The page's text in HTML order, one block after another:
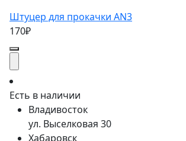
Штуцер для прокачки AN3
170₽
Есть в наличии
Владивосток
ул. Выселковая 30
Хабаровск